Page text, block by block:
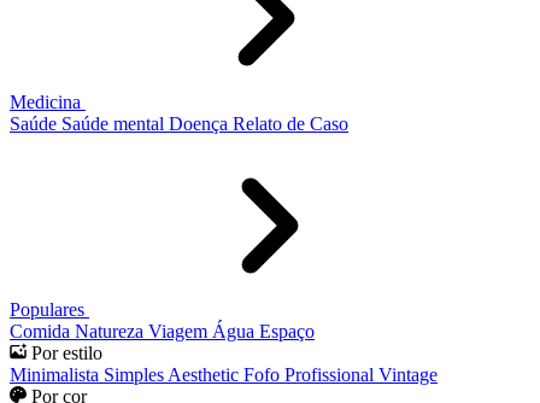
Medicina
Saúde Saúde mental Doença Relato de Caso
Populares
Comida Natureza Viagem Água Espaço
Por estilo
Minimalista Simples Aesthetic Fofo Profissional Vintage
Por cor